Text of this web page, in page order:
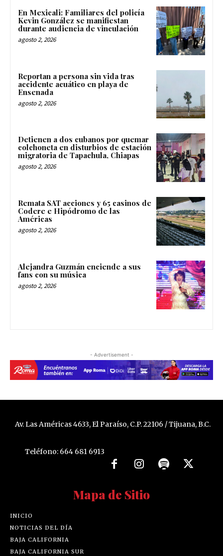
En Mexicali: Familiares del policía
Kevin González se manifiestan
durante audiencia de vinculación
agosto 2, 2026
Reportan a persona sin vida tras
accidente acuático en playa de
Ensenada
agosto 2, 2026
Detienen a dos cubanos por quemar
colchoneta en disturbios de estación
migratoria de Tapachula, Chiapas
agosto 2, 2026
Remata SAT acciones y 65 casinos de
Codere e Hipódromo de las
Américas
agosto 2, 2026
Alejandra Guzmán enciende a sus
fans con su música
agosto 2, 2026
- Advertisement -
Av. Las Américas 4633, El Paraíso, C.P. 22106 / Tijuana, B.C.
Teléfono: 664 681 6913
Mapa de Sitio
INICIO
NOTICIAS DEL DÍA
BAJA CALIFORNIA
BAJA CALIFORNIA SUR